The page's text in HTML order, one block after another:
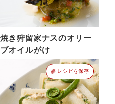
焼き狩留家ナスのオリー
ブオイルがけ
レシピを保存